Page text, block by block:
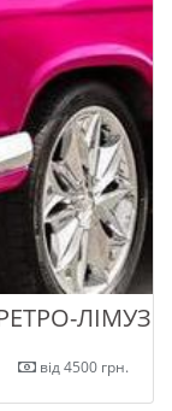
РЕТРО-
від 4500 грн.